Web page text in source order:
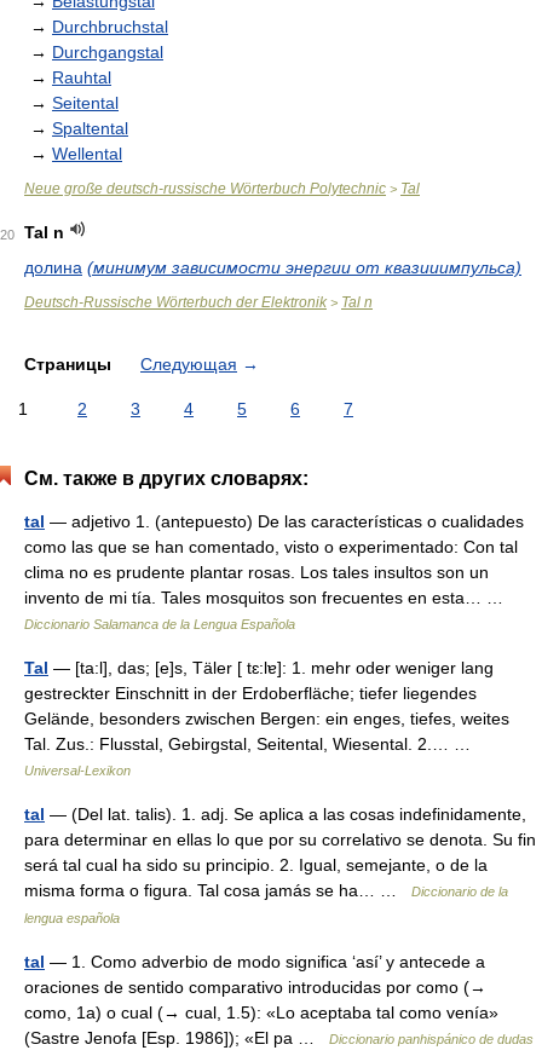
→ Durchbruchstal
→ Durchgangstal
→ Rauhtal
→ Seitental
→ Spaltental
→ Wellental
Neue große deutsch-russische Wörterbuch Polytechnic > Tal
20
Tal n
долина (минимум зависимости энергии от квазииимпульса)
Deutsch-Russische Wörterbuch der Elektronik > Tal n
Страницы Следующая →
1 2 3 4 5 6 7
См. также в других словарях:
tal — adjetivo 1. (antepuesto) De las características o cualidades
como las que se han comentado, visto o experimentado: Con tal
clima no es prudente plantar rosas. Los tales insultos son un
invento de mi tía. Tales mosquitos son frecuentes en esta… …
Diccionario Salamanca de la Lengua Española
Tal — [ta:l], das; [e]s, Täler [ tɛ:lɐ]: 1. mehr oder weniger lang
gestreckter Einschnitt in der Erdoberfläche; tiefer liegendes
Gelände, besonders zwischen Bergen: ein enges, tiefes, weites
Tal. Zus.: Flusstal, Gebirgstal, Seitental, Wiesental. 2.… …
Universal-Lexikon
tal — (Del lat. talis). 1. adj. Se aplica a las cosas indefinidamente,
para determinar en ellas lo que por su correlativo se denota. Su fin
será tal cual ha sido su principio. 2. Igual, semejante, o de la
misma forma o figura. Tal cosa jamás se ha… …
Diccionario de la
lengua española
tal — 1. Como adverbio de modo significa ‘así’ y antecede a
oraciones de sentido comparativo introducidas por como (→
como, 1a) o cual (→ cual, 1.5): «Lo aceptaba tal como venía»
(Sastre Jenofa [Esp. 1986]); «El pa …
Diccionario panhispánico de dudas